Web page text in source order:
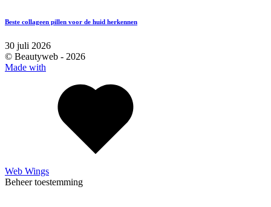
Beste collageen pillen voor de huid herkennen
30 juli 2026
© Beautyweb - 2026
Made with
Web Wings
Beheer toestemming